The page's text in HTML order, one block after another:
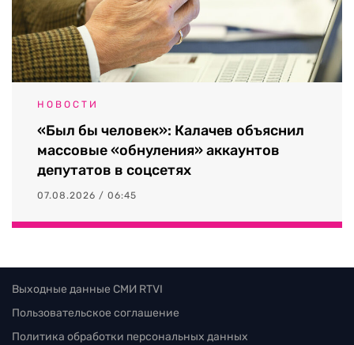
НОВОСТИ
«Был бы человек»: Калачев объяснил
массовые «обнуления» аккаунтов
депутатов в соцсетях
07.08.2026 / 06:45
Выходные данные СМИ RTVI
Пользовательское соглашение
Политика обработки персональных данных